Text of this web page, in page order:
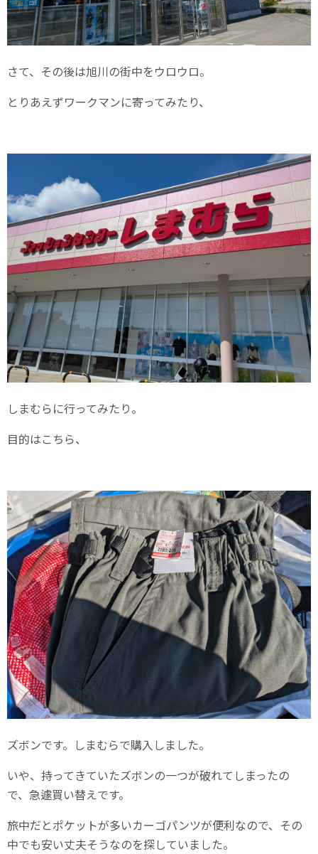
さて、その後は旭川の街中をウロウロ。
とりあえずワークマンに寄ってみたり、
しまむらに行ってみたり。
目的はこちら、
ズボンです。しまむらで購入しました。
いや、持ってきていたズボンの一つが破れてしまったの
で、急遽買い替えです。
旅中だとポケットが多いカーゴパンツが便利なので、その
中でも安い丈夫そうなのを探していました。